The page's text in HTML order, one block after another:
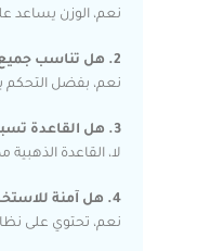
نعم، الوزن يساعد
2. هل تناسب جميع الأقمشة؟
نعم، بفضل التحكم
3. هل القاعدة تسبب التصاق؟
لا، القاعدة
4. هل آمنة للاستخدام؟
نعم، تحتوي على